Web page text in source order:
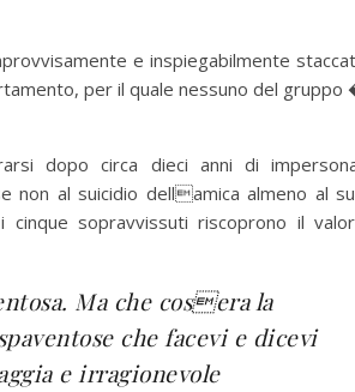
e inspiegabilmente
per il quale nessuno del gruppo
dopo circa dieci anni di
non al suicidio dellamica almeno al
cinque sopravvissuti riscoprono il
Ma che cosera la
che facevi e dicevi
e irragionevole